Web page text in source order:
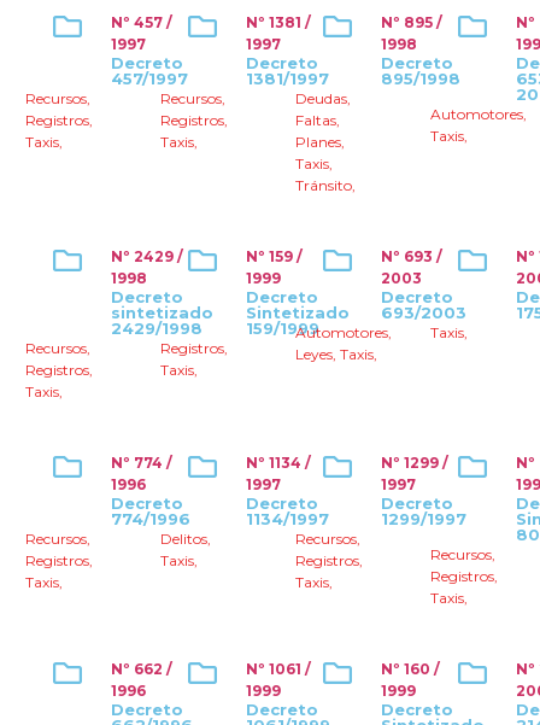
Nº 457 /
1997
Decreto
457/1997
Recursos,
Registros,
Taxis,
Nº 1381 /
1997
Decreto
1381/1997
Recursos,
Registros,
Taxis,
Nº 895 /
1998
Decreto
895/1998
Deudas,
Faltas,
Planes,
Taxis,
Tránsito,
Automotores,
Taxis,
Nº 2429 /
1998
Decreto
sintetizado
2429/1998
Recursos,
Registros,
Taxis,
Nº 159 /
1999
Decreto
Sintetizado
159/1999
Registros,
Taxis,
Nº 693 /
2003
Decreto
693/2003
Automotores,
Leyes, Taxis,
Taxis,
Nº 774 /
1996
Decreto
774/1996
Recursos,
Registros,
Taxis,
Nº 1134 /
1997
Decreto
1134/1997
Delitos,
Taxis,
Nº 1299 /
1997
Decreto
1299/1997
Recursos,
Registros,
Taxis,
Recursos,
Registros,
Taxis,
Nº 662 /
1996
Decreto
Nº 1061 /
1999
Decreto
Nº 160 /
1999
Decreto